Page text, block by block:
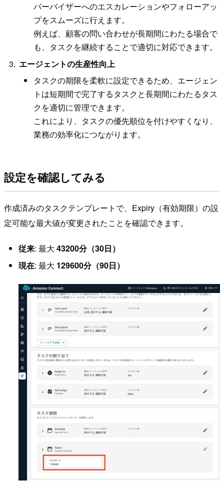
パーバイザーへのエスカレーションやフォローアッ
プをスムーズに行えます。
例えば、顧客の問い合わせが長期間にわたる場合で
も、タスクを継続することで適切に対応できます。
エージェントの生産性向上
タスクの期限を柔軟に設定できるため、エージェン
トは短期間で完了するタスクと長期間にわたるタス
クを適切に管理できます。
これにより、タスクの優先順位を付けやすくなり、
業務の効率化につながります。
設定を確認してみる
作成済みのタスクテンプレートで、Expiry（有効期限）の設
定可能な最大値が変更されたことを確認できます。
従来: 最大 43200分（30日）
現在: 最大 129600分（90日）